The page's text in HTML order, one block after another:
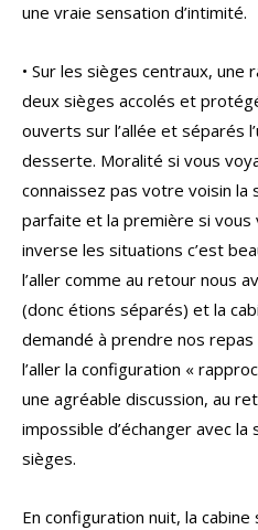
une vraie sensation d’intimité.
• Sur les sièges centraux, une
deux sièges accolés et
ouverts sur l’allée et séparés
desserte. Moralité si vous
connaissez pas votre voisin
parfaite et la première si vous
inverse les situations c’est
l’aller comme au retour nous
(donc étions séparés) et la
demandé à prendre nos
l’aller la configuration «
une agréable discussion, au
impossible d’échanger avec
sièges.
En configuration nuit, la